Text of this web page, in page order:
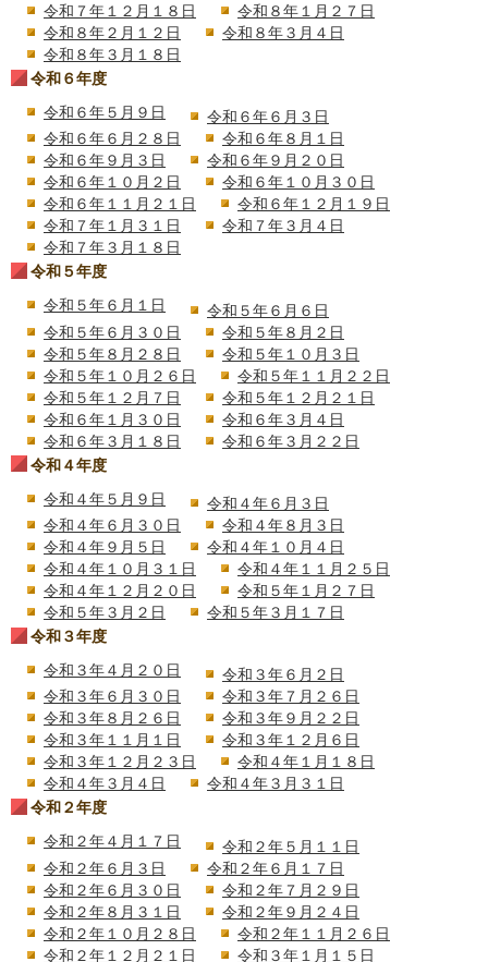
令和７年１２月１８日
令和８年１月２７日
令和８年２月１２日
令和８年３月４日
令和８年３月１８日
令和６年度
令和６年５月９日
令和６年６月３日
令和６年６月２８日
令和６年８月１日
令和６年９月３日
令和６年９月２０日
令和６年１０月２日
令和６年１０月３０日
令和６年１１月２１日
令和６年１２月１９日
令和７年１月３１日
令和７年３月４日
令和７年３月１８日
令和５年度
令和５年６月１日
令和５年６月６日
令和５年６月３０日
令和５年８月２日
令和５年８月２８日
令和５年１０月３日
令和５年１０月２６日
令和５年１１月２２日
令和５年１２月７日
令和５年１２月２１日
令和６年１月３０日
令和６年３月４日
令和６年３月１８日
令和６年３月２２日
令和４年度
令和４年５月９日
令和４年６月３日
令和４年６月３０日
令和４年８月３日
令和４年９月５日
令和４年１０月４日
令和４年１０月３１日
令和４年１１月２５日
令和４年１２月２０日
令和５年１月２７日
令和５年３月２日
令和５年３月１７日
令和３年度
令和３年４月２０日
令和３年６月２日
令和３年６月３０日
令和３年７月２６日
令和３年８月２６日
令和３年９月２２日
令和３年１１月１日
令和３年１２月６日
令和３年１２月２３日
令和４年１月１８日
令和４年３月４日
令和４年３月３１日
令和２年度
令和２年４月１７日
令和２年５月１１日
令和２年６月３日
令和２年６月１７日
令和２年６月３０日
令和２年７月２９日
令和２年８月３１日
令和２年９月２４日
令和２年１０月２８日
令和２年１１月２６日
令和２年１２月２１日
令和３年１月１５日